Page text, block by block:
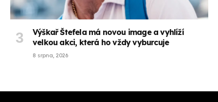
Výškař Štefela má novou image a vyhlíží
velkou akci, která ho vždy vyburcuje
8 srpna, 2026